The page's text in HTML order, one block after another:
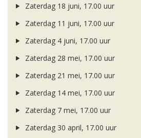
Zaterdag 18 juni, 17.00 uur
Zaterdag 11 juni, 17.00 uur
Zaterdag 4 juni, 17.00 uur
Zaterdag 28 mei, 17.00 uur
Zaterdag 21 mei, 17.00 uur
Zaterdag 14 mei, 17.00 uur
Zaterdag 7 mei, 17.00 uur
Zaterdag 30 april, 17.00 uur